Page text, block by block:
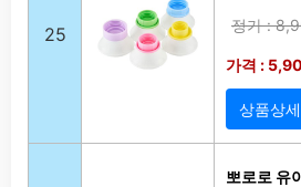
25 정가 :
가격 :
상품상
뽀로로 유